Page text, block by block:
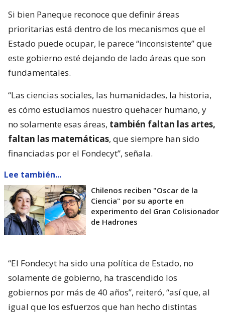
Si bien Paneque reconoce que definir áreas
prioritarias está dentro de los mecanismos que el
Estado puede ocupar, le parece “inconsistente” que
este gobierno esté dejando de lado áreas que son
fundamentales.
“Las ciencias sociales, las humanidades, la historia,
es cómo estudiamos nuestro quehacer humano, y
no solamente esas áreas, también faltan las artes,
faltan las matemáticas, que siempre han sido
financiadas por el Fondecyt”, señala.
Lee también...
Chilenos reciben "Oscar de la
Ciencia" por su aporte en
experimento del Gran Colisionador
de Hadrones
“El Fondecyt ha sido una política de Estado, no
solamente de gobierno, ha trascendido los
gobiernos por más de 40 años”, reiteró, “así que, al
igual que los esfuerzos que han hecho distintas